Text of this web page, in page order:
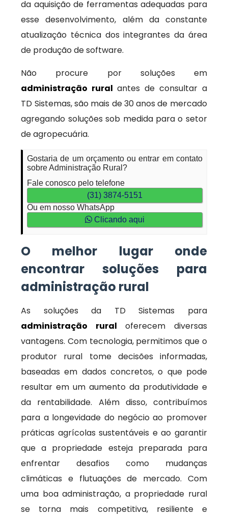
da aquisição de ferramentas adequadas para
esse desenvolvimento, além da constante
atualização técnica dos integrantes da área
de produção de software.
Não procure por soluções em
administração ruralantes de consultar a
TD Sistemas, são mais de 30 anos de mercado
agregando soluções sob medida para o setor
de agropecuária.
Gostaria de um orçamento ou entrar em contato
sobre Administração Rural?
Fale conosco pelo telefone
(31) 3874-5151
Ou em nosso WhatsApp
Clicando aqui
O melhor lugar onde
encontrar soluções para
administração rural
As soluções da TD Sistemas para
administração rural oferecem diversas
vantagens. Com tecnologia, permitimos que o
produtor rural tome decisões informadas,
baseadas em dados concretos, o que pode
resultar em um aumento da produtividade e
da rentabilidade. Além disso, contribuímos
para a longevidade do negócio ao promover
práticas agrícolas sustentáveis e ao garantir
que a propriedade esteja preparada para
enfrentar desafios como mudanças
climáticas e flutuações de mercado. Com
uma boa administração, a propriedade rural
se torna mais competitiva, resiliente e